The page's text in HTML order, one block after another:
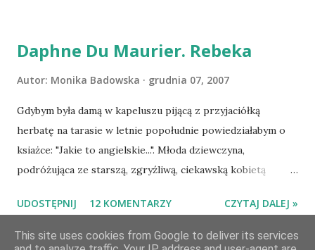
Daphne Du Maurier. Rebeka
Autor: Monika Badowska grudnia 07, 2007
Gdybym była damą w kapeluszu pijącą z przyjaciółką
herbatę na tarasie w letnie popołudnie powiedziałabym o
ksiażce: "Jakie to angielskie...". Młoda dziewczyna,
podróżująca ze starszą, zgryźliwą, ciekawską kobietą
de Wintera, właściciela uroczej posiadłości Manderley,
owdowiałego przed niespełna rokiem. Gdy starsza pani
UDOSTĘPNIJ 12 KOMENTARZY CZYTAJ DALEJ »
This site uses cookies from Google to deliver its services